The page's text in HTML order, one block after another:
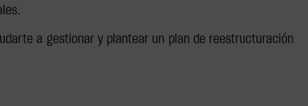
a gestionar y plantear un plan de reestructuración